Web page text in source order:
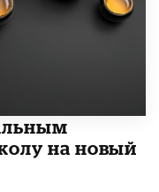
на новый